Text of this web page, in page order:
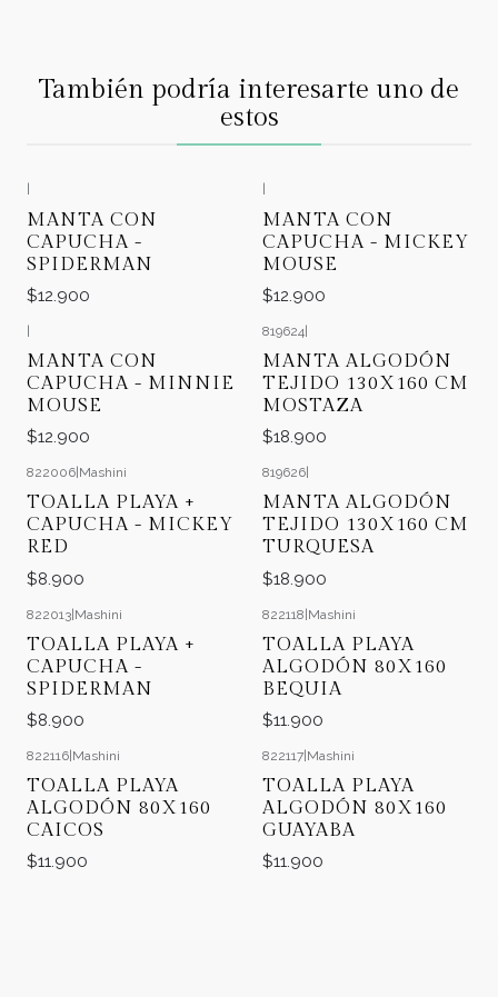
También podría interesarte uno de
estos
MANTA CON
CAPUCHA -
SPIDERMAN
$12.900
MANTA CON
CAPUCHA - MICKEY
MOUSE
$12.900
|
MANTA CON
CAPUCHA - MINNIE
MOUSE
$12.900
819624|
MANTA ALGODÓN
TEJIDO 130X160 CM
MOSTAZA
$18.900
822006 Mashini
TOALLA PLAYA +
CAPUCHA - MICKEY
RED
$8.900
819626
MANTA ALGODÓN
TEJIDO 130X160 CM
TURQUESA
$18.900
822013|Mashini
TOALLA PLAYA +
CAPUCHA -
SPIDERMAN
$8.900
822118|Mashini
TOALLA PLAYA
ALGODÓN 80X160
BEQUIA
$11.900
822116 Mashini
TOALLA PLAYA
ALGODÓN 80X160
CAICOS
$11.900
822117 Mashini
TOALLA PLAYA
ALGODÓN 80X160
GUAYABA
$11.900